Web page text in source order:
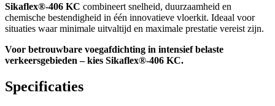
Sikaflex®-406 KC combineert snelheid, duurzaamheid en
chemische bestendigheid in één innovatieve vloerkit. Ideaal voor
situaties waar minimale uitvaltijd en maximale prestatie vereist zijn.
Voor betrouwbare voegafdichting in intensief belaste
verkeersgebieden – kies Sikaflex®-406 KC.
Specificaties